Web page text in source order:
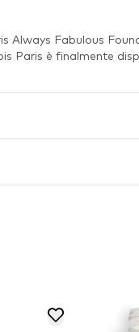
Always Fabulous
Paris è finalmente